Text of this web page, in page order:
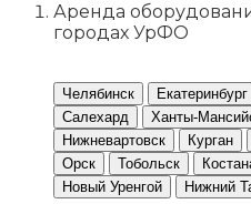
Аренда
городах УрФО
Челябинск Екатеринбург
Салехард
Ханты-
Нижневартовск
Курган
Орск
Тобольск
Новый Уренгой
Нижний